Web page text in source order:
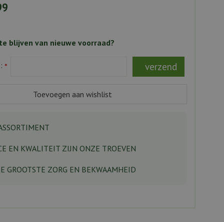
blijven van nieuwe voorraad?
*
EN KWALITEIT ZIJN ONZE TROEVEN
GROOTSTE ZORG EN BEKWAAMHEID